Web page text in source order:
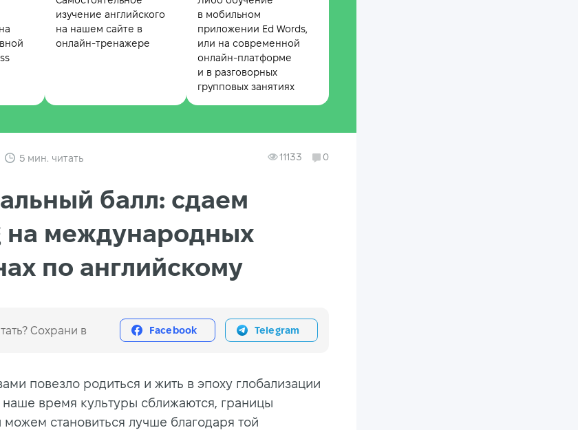
изучение английского
на нашем сайте в
онлайн-тренажере
в мобильном
приложении Ed Words,
или на современной
онлайн-платформе
и в разговорных
групповых занятиях
5 мин. читать 11133 0
балл: сдаем
на международных
по английскому
Сохрани в Facebook Telegram
повезло родиться и жить в эпоху глобализации
наше время культуры сближаются, границы
становиться лучше благодаря той